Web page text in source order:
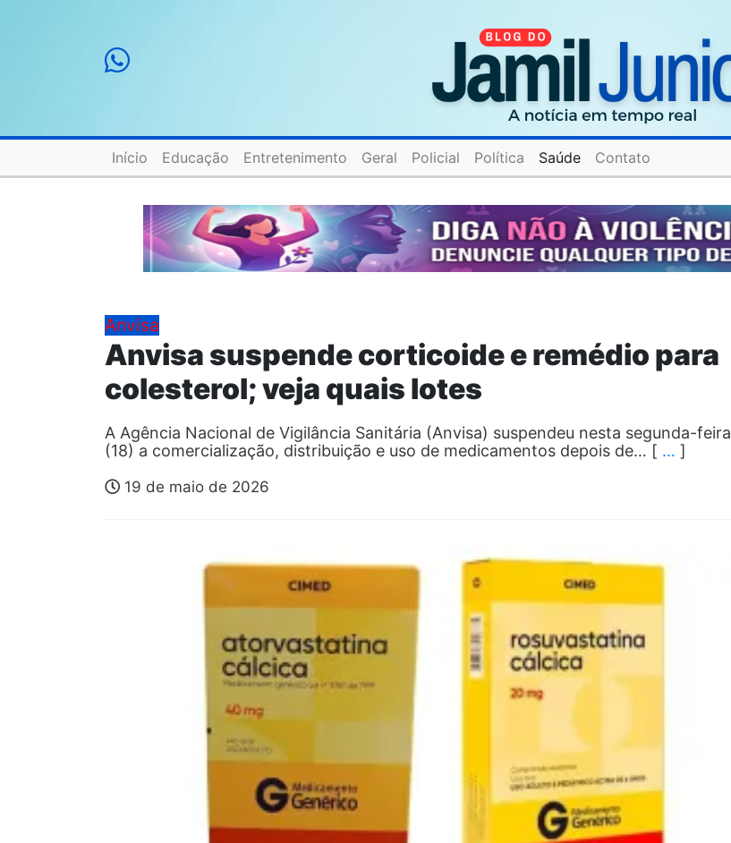
Início Educação Entretenimento Geral Policial Política Saúde Contato
Anvisa
Anvisa suspende corticoide e remédio para
colesterol; veja quais lotes
A Agência Nacional de Vigilância Sanitária (Anvisa) suspendeu nesta segunda-feira
(18) a comercialização, distribuição e uso de medicamentos depois de… [ … ]
19 de maio de 2026